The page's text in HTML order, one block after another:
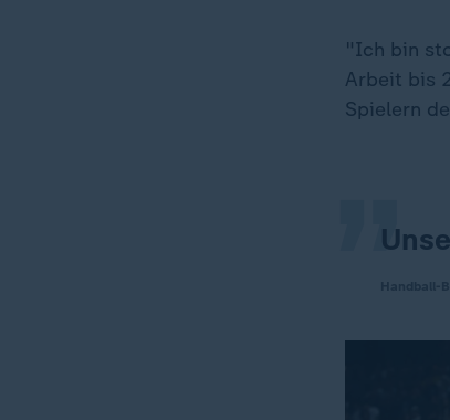
"Ich bin
Arbeit bis
Spielern
„